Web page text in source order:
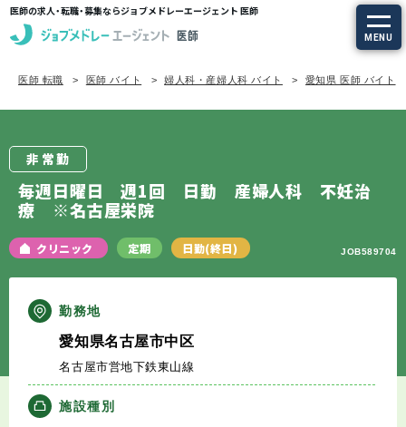
医師の求人・転職・募集ならジョブメドレーエージェント 医師
MENU
求人を探す
定期非常勤の求人
エージェントサービスTOP
サービスの流れ
医師 転職 医師 バイト 婦人科・産婦人科 バイト 愛知県 医師 バイト
非常勤
毎週日曜日 週1回 日勤 産婦人科 不妊治
療 ※名古屋栄院
クリニック 定期 日勤(終日) JOB589704
勤務地
愛知県名古屋市中区
名古屋市営地下鉄東山線
施設種別